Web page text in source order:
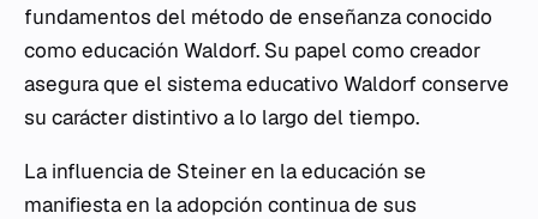
fundamentos del método de enseñanza conocido
como educación Waldorf. Su papel como creador
asegura que el sistema educativo Waldorf conserve
su carácter distintivo a lo largo del tiempo.
La influencia de Steiner en la educación se
manifiesta en la adopción continua de sus